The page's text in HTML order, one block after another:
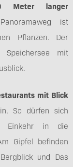
Meter langer
ist
Pflanzen. Der
mit
mit Blick
So dürfen sich
Einkehr in die
Gipfel befinden
und Das